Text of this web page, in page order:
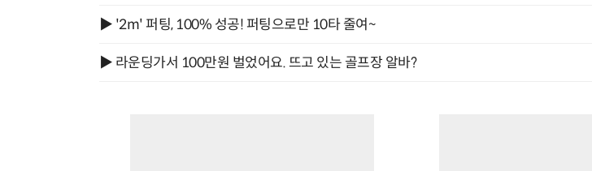
▶ '2m' 퍼팅, 100% 성공! 퍼팅으로만 10타 줄여~
▶ 라운딩가서 100만원 벌었어요. 뜨고 있는 골프장 알바?